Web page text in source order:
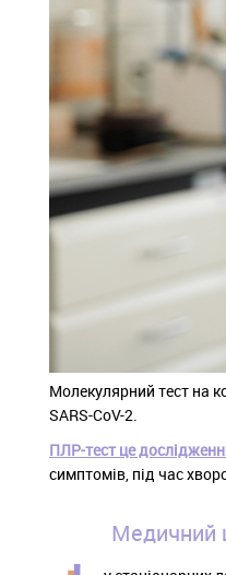
Молекулярний тест на
SARS-CoV-2.
ПЛР-тест це
симптомів, під час
Медичний